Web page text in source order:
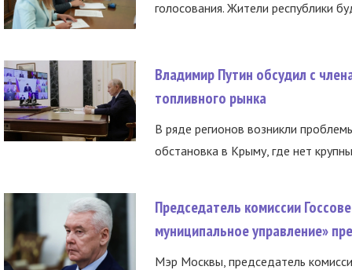
голосования. Жители республики
Владимир Путин обсудил с
топливного рынка
В ряде регионов возникли
обстановка в Крыму, где нет
Председатель комиссии
муниципальное управление»
Мэр Москвы, председатель